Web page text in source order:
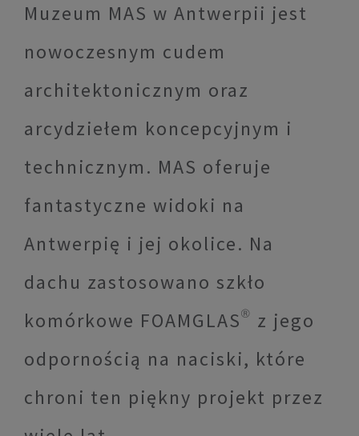
Muzeum MAS w Antwerpii jest
nowoczesnym cudem
architektonicznym oraz
arcydziełem koncepcyjnym i
technicznym. MAS oferuje
fantastyczne widoki na
Antwerpię i jej okolice. Na
dachu zastosowano szkło
komórkowe FOAMGLAS® z jego
odpornością na naciski, które
chroni ten piękny projekt przez